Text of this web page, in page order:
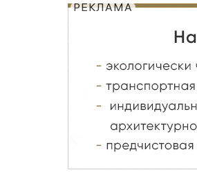
РЕКЛАМА